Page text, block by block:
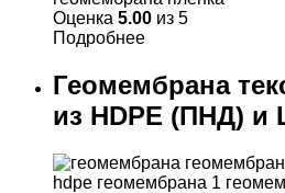
Оценка 5.00 из 5
Подробнее
Геомембрана
из HDPE (ПНД) и